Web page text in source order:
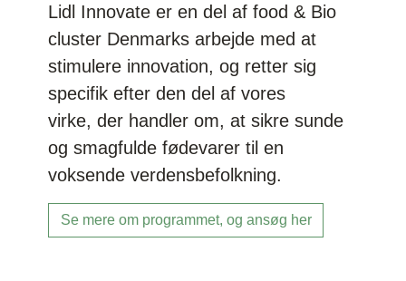
Lidl Innovate er en del af food & Bio
cluster Denmarks arbejde med at
stimulere innovation, og retter sig
specifik efter den del af vores
virke, der handler om, at sikre sunde
og smagfulde fødevarer til en
voksende verdensbefolkning.
Se mere om programmet, og ansøg her